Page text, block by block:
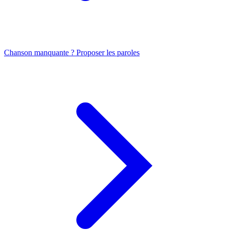
Chanson manquante ? Proposer les paroles